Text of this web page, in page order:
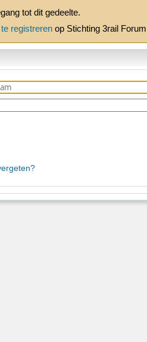
tot dit gedeelte.
registreren op Stichting 3rail Forum